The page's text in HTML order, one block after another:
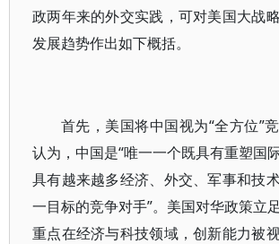
政两年来的外交实践，可对美国大战
发展趋势作出如下概括。
首先，美国将中国视为“全方位”
认为，中国是“唯一一个既具有重塑国
具有越来越多经济、外交、军事和技
一目标的竞争对手”。美国对华政策立
重点在经济与科技领域，创新能力被